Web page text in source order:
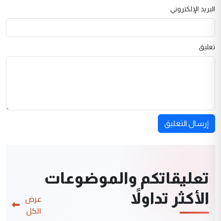
البريد الإلكتروني
تعليق
إرسال التعليق
تعليقاتكم والموضوعات
الأكثر تداولاً
عرض
الكل